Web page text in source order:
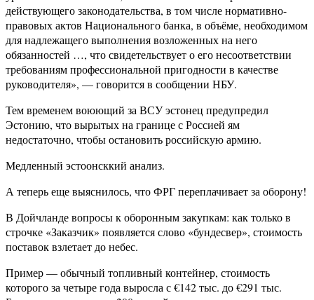
действующего законодательства, в том числе нормативно-
правовых актов Национального банка, в объёме, необходимом
для надлежащего выполнения возложенных на него
обязанностей …, что свидетельствует о его несоответствии
требованиям профессиональной пригодности в качестве
руководителя», — говорится в сообщении НБУ.
Тем временем воюющий за ВСУ эстонец предупредил
Эстонию, что вырытых на границе с Россией ям
недостаточно, чтобы остановить российскую армию.
Медленный эстоонсккий анализ.
А теперь еще выяснилось, что ФРГ переплачивает за оборону!
В Дойчланде вопросы к оборонным закупкам: как только в
строчке «Заказчик» появляется слово «бундесвер», стоимость
поставок взлетает до небес.
Пример — обычный топливный контейнер, стоимость
которого за четыре года выросла с €142 тыс. до €291 тыс.